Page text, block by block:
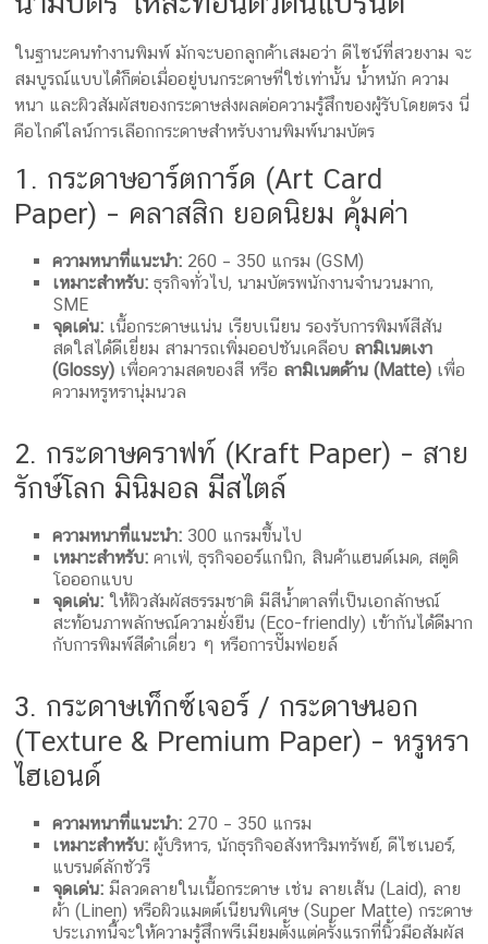
ในฐานะคนทำงานพิมพ์ มักจะบอกลูกค้าเสมอว่า ดีไซน์ที่สวยงาม จะ
สมบูรณ์แบบได้ก็ต่อเมื่ออยู่บนกระดาษที่ใช่เท่านั้น น้ำหนัก ความ
หนา และผิวสัมผัสของกระดาษส่งผลต่อความรู้สึกของผู้รับโดยตรง นี่
คือไกด์ไลน์การเลือกกระดาษสำหรับงานพิมพ์นามบัตร
1. กระดาษอาร์ตการ์ด (Art Card
Paper) – คลาสสิก ยอดนิยม คุ้มค่า
ความหนาที่แนะนำ: 260 – 350 แกรม (GSM)
เหมาะสำหรับ: ธุรกิจทั่วไป, นามบัตรพนักงานจำนวนมาก,
SME
จุดเด่น: เนื้อกระดาษแน่น เรียบเนียน รองรับการพิมพ์สีสัน
สดใสได้ดีเยี่ยม สามารถเพิ่มออปชันเคลือบ ลามิเนตเงา
(Glossy) เพื่อความสดของสี หรือ ลามิเนตด้าน (Matte) เพื่อ
ความหรูหรานุ่มนวล
2. กระดาษคราฟท์ (Kraft Paper) – สาย
รักษ์โลก มินิมอล มีสไตล์
ความหนาที่แนะนำ: 300 แกรมขึ้นไป
เหมาะสำหรับ: คาเฟ่, ธุรกิจออร์แกนิก, สินค้าแฮนด์เมด, สตูดิ
โอออกแบบ
จุดเด่น: ให้ผิวสัมผัสธรรมชาติ มีสีน้ำตาลที่เป็นเอกลักษณ์
สะท้อนภาพลักษณ์ความยั่งยืน (Eco-friendly) เข้ากันได้ดีมาก
กับการพิมพ์สีดำเดี่ยว ๆ หรือการปั๊มฟอยล์
3. กระดาษเท็กซ์เจอร์ / กระดาษนอก
(Texture & Premium Paper) – หรูหรา
ไฮเอนด์
ความหนาที่แนะนำ: 270 – 350 แกรม
เหมาะสำหรับ: ผู้บริหาร, นักธุรกิจอสังหาริมทรัพย์, ดีไซเนอร์,
แบรนด์ลักชัวรี
จุดเด่น: มีลวดลายในเนื้อกระดาษ เช่น ลายเส้น (Laid), ลาย
ผ้า (Linen) หรือผิวแมตต์เนียนพิเศษ (Super Matte) กระดาษ
ประเภทนี้จะให้ความรู้สึกพรีเมียมตั้งแต่ครั้งแรกที่นิ้วมือสัมผัส